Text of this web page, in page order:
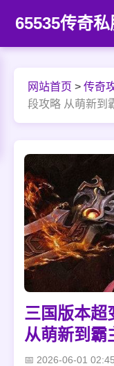
65535传奇
网站首页 > 传奇
段攻略 从萌新到
三国版本超
从萌新到霸
2026-06-01